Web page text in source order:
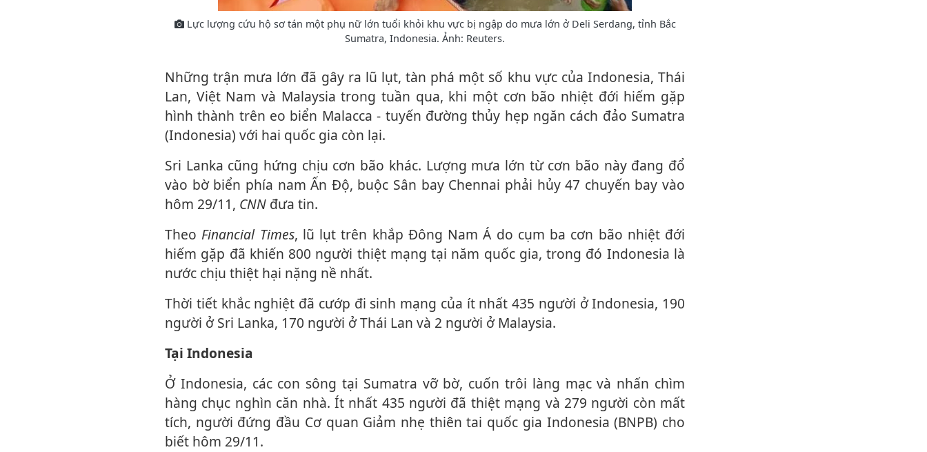
Lực lượng cứu hộ sơ tán một phụ nữ lớn tuổi khỏi khu vực bị ngập do mưa lớn ở Deli Serdang, tỉnh Bắc
Sumatra, Indonesia. Ảnh: Reuters.
Những trận mưa lớn đã gây ra lũ lụt, tàn phá một số khu vực của Indonesia, Thái
Lan, Việt Nam và Malaysia trong tuần qua, khi một cơn bão nhiệt đới hiếm gặp
hình thành trên eo biển Malacca - tuyến đường thủy hẹp ngăn cách đảo Sumatra
(Indonesia) với hai quốc gia còn lại.
Sri Lanka cũng hứng chịu cơn bão khác. Lượng mưa lớn từ cơn bão này đang đổ
vào bờ biển phía nam Ấn Độ, buộc Sân bay Chennai phải hủy 47 chuyến bay vào
hôm 29/11, CNN đưa tin.
TheoFinancial Times, lũ lụt trên khắp Đông Nam Á do cụm ba cơn bão nhiệt đới
hiếm gặp đã khiến 800 người thiệt mạng tại năm quốc gia, trong đó Indonesia là
nước chịu thiệt hại nặng nề nhất.
Thời tiết khắc nghiệt đã cướp đi sinh mạng của ít nhất 435 người ở Indonesia, 190
người ở Sri Lanka, 170 người ở Thái Lan và 2 người ở Malaysia.
Tại Indonesia
Ở Indonesia, các con sông tại Sumatra vỡ bờ, cuốn trôi làng mạc và nhấn chìm
hàng chục nghìn căn nhà. Ít nhất 435 người đã thiệt mạng và 279 người còn mất
tích, người đứng đầu Cơ quan Giảm nhẹ thiên tai quốc gia Indonesia (BNPB) cho
biết hôm 29/11.